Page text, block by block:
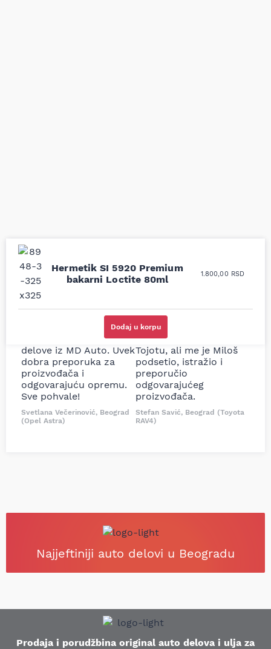
Hermetik SI 5920 Premium
bakarni Loctite 80ml
1.800,00 RSD
Dodaj u korpu
Uporedila sam sve
moguće online
i definitivno najbolje
cene su ovde. Kupila
sam više puta auto
delove iz MD Auto. Uvek
dobra preporuka za
proizvođača i
odgovarajuću opremu.
Sve pohvale!
Svetlana Večerinović, Beograd
(Opel Astra)
Odlična usluga i
tačan naziv i tip
kočionog cilindra bio
potreban za moju
Tojotu, ali me je Miloš
podsetio, istražio i
preporučio
odgovarajućeg
proizvođača.
Stefan Savić, Beograd (Toyota
RAV4)
Najjeftiniji auto delovi u Beogradu
Prodaja i porudžbina original auto delova i ulja za